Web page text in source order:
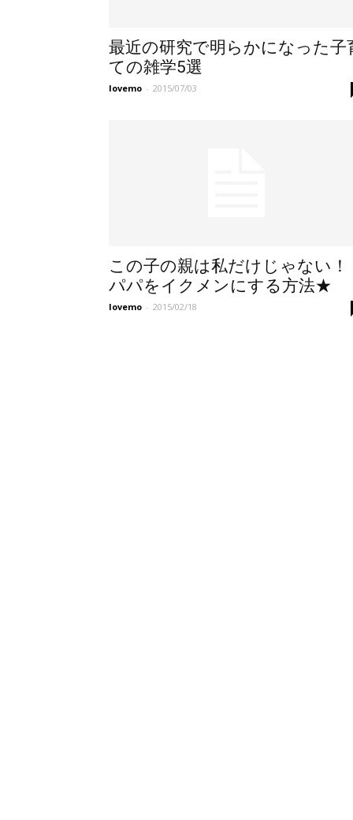
最近の研究で明らかになった子
ての雑学5選
lovemo - 2015/07/03
この子の親は私だけじゃない！
パパをイクメンにする方法★
lovemo - 2015/02/18